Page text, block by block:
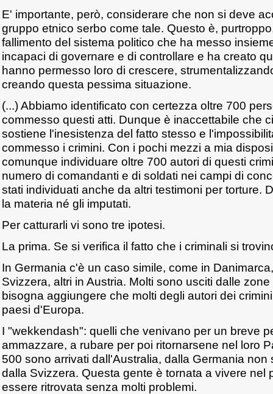
E' importante, però, considerare che non si deve
gruppo etnico serbo come tale. Questo è,
fallimento del sistema politico che ha messo
incapaci di governare e di controllare e ha creato
hanno permesso loro di crescere,
creando questa pessima situazione.
(...) Abbiamo identificato con certezza oltre 700
commesso questi atti. Dunque è inaccettabile che
sostiene l'inesistenza del fatto stesso e
commesso i crimini. Con i pochi mezzi a mia
comunque individuare oltre 700 autori di questi
numero di comandanti e di soldati nei campi di
stati individuati anche da altri testimoni per torture.
la materia né gli imputati.
Per catturarli vi sono tre ipotesi.
La prima. Se si verifica il fatto che i criminali si
In Germania c'è un caso simile, come in
Svizzera, altri in Austria. Molti sono usciti dalle
bisogna aggiungere che molti degli autori dei
paesi d'Europa.
I "wekkendash": quelli che venivano per un breve
ammazzare, a rubare per poi ritornarsene nel loro
500 sono arrivati dall'Australia, dalla Germania non
dalla Svizzera. Questa gente è tornata a vivere nel
essere ritrovata senza molti problemi.